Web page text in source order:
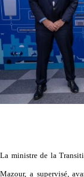
La ministre de la
Mazour, a supervisé,